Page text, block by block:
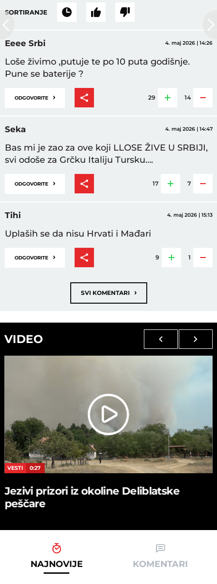
SORTIRANJE
Eeee Srbi 4. maj 2026 | 14:26
Loše živimo ,putuje te po 10 puta godišnje.
Pune se baterije ?
ODGOVORITE › 29 14
Seka 4. maj 2026 | 14:47
Bas mi je zao za ove koji LLOSE ŽIVE U SRBIJI,
svi odoše za Grčku Italiju Tursku….
ODGOVORITE › 17 7
Tihi 4. maj 2026 | 15:13
Uplaših se da nisu Hrvati i Mađari
ODGOVORITE › 9 1
SVI KOMENTARI ›
VIDEO
VESTI 0:27
Jezivi prizori iz okoline Deliblatske
peščare
NAJNOVIJE KOMENTARI